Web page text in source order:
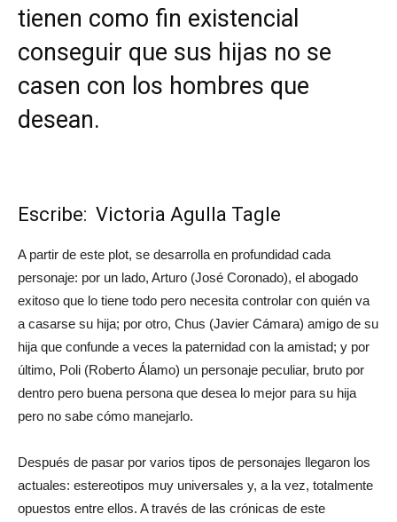
tienen como fin existencial
conseguir que sus hijas no se
casen con los hombres que
desean.
Escribe: Victoria Agulla Tagle
A partir de este plot, se desarrolla en profundidad cada
personaje: por un lado, Arturo (José Coronado), el abogado
exitoso que lo tiene todo pero necesita controlar con quién va
a casarse su hija; por otro, Chus (Javier Cámara) amigo de su
hija que confunde a veces la paternidad con la amistad; y por
último, Poli (Roberto Álamo) un personaje peculiar, bruto por
dentro pero buena persona que desea lo mejor para su hija
pero no sabe cómo manejarlo.
Después de pasar por varios tipos de personajes llegaron los
actuales: estereotipos muy universales y, a la vez, totalmente
opuestos entre ellos. A través de las crónicas de este